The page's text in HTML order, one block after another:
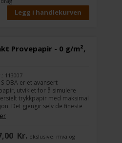
Provepapir - 0 g/m²,
113007
OBA er et avansert
utviklet for å simulere
trykkpapir med maksimal
Det gjengir selv de fineste
og detaljer i prepress-
er ideelt for profesjonelle
Kr. ekslusive. mva og